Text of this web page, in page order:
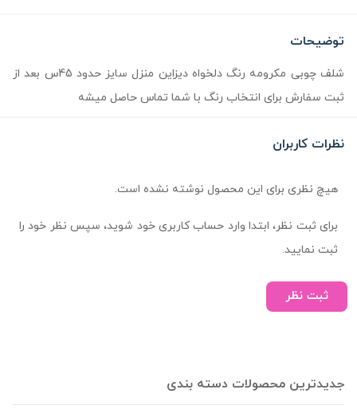
توضیحات
شلف چوبی مکرومه رنگ دلخواه دیزاین منزل سایز حدود 45س بعد از
ثبت سفارش برای انتخاب رنگ با شما تماس حاصل میشه
نظرات کاربران
هیچ نظری برای این محصول نوشته نشده است.
برای ثبت نظر، ابتدا وارد حساب کاربری خود شوید، سپس نظر خود را
ثبت نمایید.
ثبت نظر
جدیدترین محصولات دسته بندی